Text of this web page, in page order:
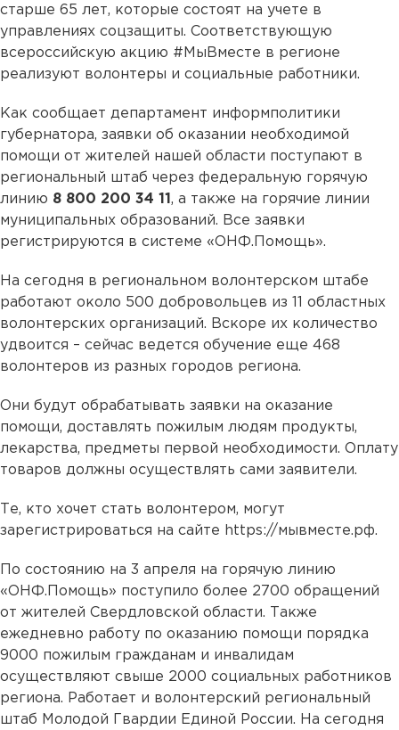
старше 65 лет, которые состоят на учете в
управлениях соцзащиты. Соответствующую
всероссийскую акцию #МыВместе в регионе
реализуют волонтеры и социальные работники.
Как сообщает департамент информполитики
губернатора, заявки об оказании необходимой
помощи от жителей нашей области поступают в
региональный штаб через федеральную горячую
линию 8 800 200 34 11 , а также на горячие линии
муниципальных образований. Все заявки
регистрируются в системе «ОНФ.Помощь».
На сегодня в региональном волонтерском штабе
работают около 500 добровольцев из 11 областных
волонтерских организаций. Вскоре их количество
удвоится – сейчас ведется обучение еще 468
волонтеров из разных городов региона.
Они будут обрабатывать заявки на оказание
помощи, доставлять пожилым людям продукты,
лекарства, предметы первой необходимости. Оплату
товаров должны осуществлять сами заявители.
Те, кто хочет стать волонтером, могут
зарегистрироваться на сайте https://мывместе.рф.
По состоянию на 3 апреля на горячую линию
«ОНФ.Помощь» поступило более 2700 обращений
от жителей Свердловской области. Также
ежедневно работу по оказанию помощи порядка
9000 пожилым гражданам и инвалидам
осуществляют свыше 2000 социальных работников
региона. Работает и волонтерский региональный
штаб Молодой Гвардии Единой России. На сегодня